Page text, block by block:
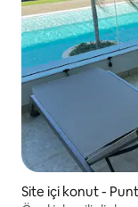
Site içi konut -